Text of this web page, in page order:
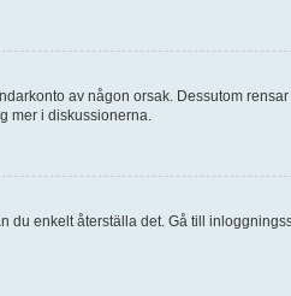
av någon orsak. Dessutom
mer i diskussionerna.
du enkelt återställa det. Gå till